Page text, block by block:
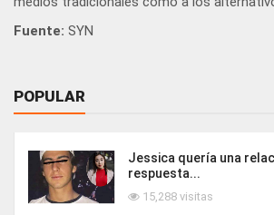
Fuente: SYN
POPULAR
Jessica quería una
respuesta...
15,288 visitas